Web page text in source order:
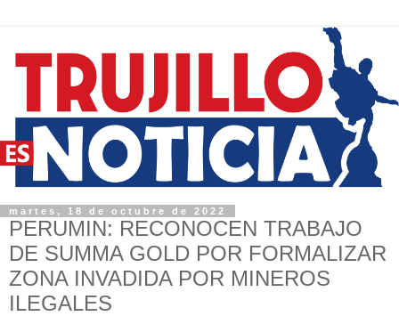
martes, 18 de octubre de 2022
PERUMIN: RECONOCEN TRABAJO
DE SUMMA GOLD POR FORMALIZAR
ZONA INVADIDA POR MINEROS
ILEGALES